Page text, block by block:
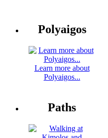
Polyaigos
Learn more about
Polyaigos...
Paths